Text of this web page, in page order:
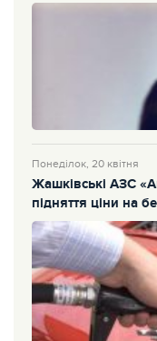
Понеділок, 20 квітня
Жашківські АЗС
підняття ціни на